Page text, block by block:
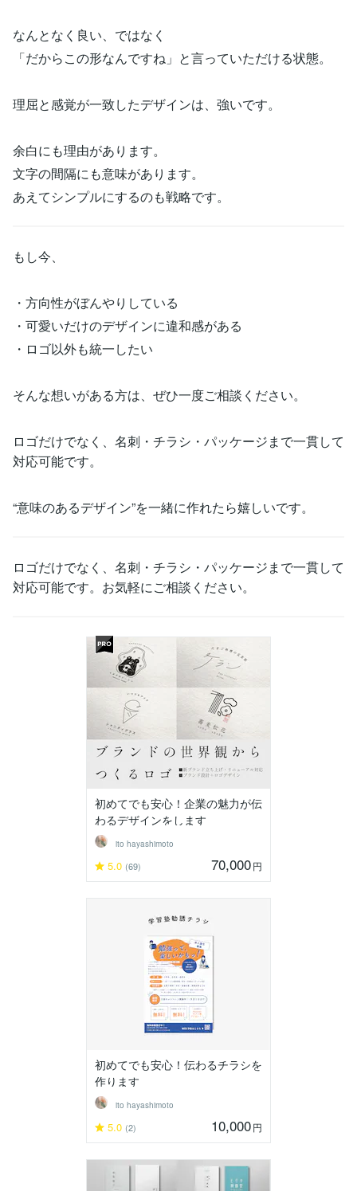
なんとなく良い、ではなく
「だからこの形なんですね」と言っていただける状態。
理屈と感覚が一致したデザインは、強いです。
余白にも理由があります。
文字の間隔にも意味があります。
あえてシンプルにするのも戦略です。
もし今、
・方向性がぼんやりしている
・可愛いだけのデザインに違和感がある
・ロゴ以外も統一したい
そんな想いがある方は、ぜひ一度ご相談ください。
ロゴだけでなく、名刺・チラシ・パッケージまで一貫して
対応可能です。
“意味のあるデザイン”を一緒に作れたら嬉しいです。
ロゴだけでなく、名刺・チラシ・パッケージまで一貫して
対応可能です。お気軽にご相談ください。
初めてでも安心！企業の魅力が伝
わるデザインをします
ito hayashimoto
5.0 (69) 70,000円
初めてでも安心！伝わるチラシを
作ります
ito hayashimoto
5.0 (2) 10,000円